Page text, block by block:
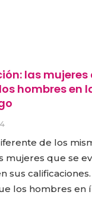
las
hombres en
de los
mujeres que se
sus
los hombres en